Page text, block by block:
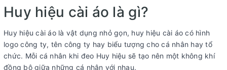
Huy hiệu cài áo là gì?
Huy hiệu cài áo là vật dụng nhỏ gọn, huy hiệu cài áo có hình
logo công ty, tên công ty hay biểu tượng cho cá nhân hay tổ
chức. Mỗi cá nhân khi đeo Huy hiệu sẽ tạo nên một không khí
đồng bộ giữa những cá nhân với nhau.